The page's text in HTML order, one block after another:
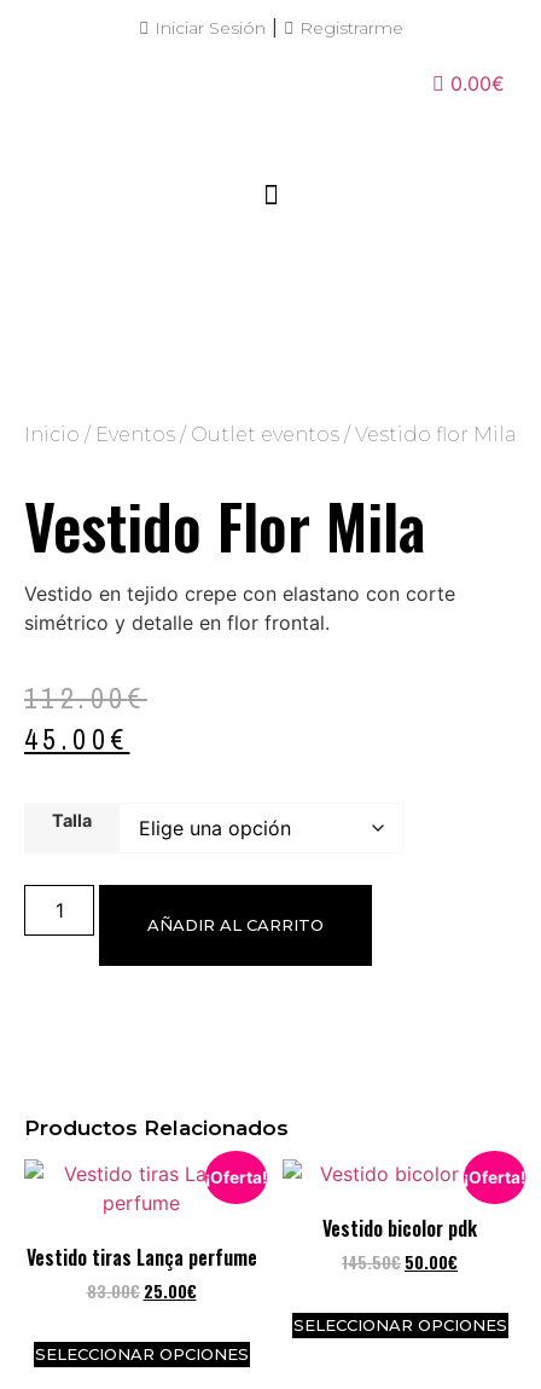
Iniciar Sesión Registrarme
0.00€
Inicio / Eventos / Outlet eventos / Vestido flor Mila
Vestido Flor Mila
Vestido en tejido crepe con elastano con corte
simétrico y detalle en flor frontal.
112.00€
45.00€
Talla
AÑADIR AL CARRITO
Productos Relacionados
¡Oferta!
Vestido tiras Lança perfume
83.00€ 25.00€
SELECCIONAR OPCIONES
¡Oferta!
Vestido bicolor pdk
145.50€ 50.00€
SELECCIONAR OPCIONES